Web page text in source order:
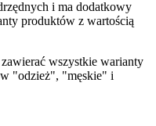
i ma dodatkowy
produktów z wartością
wszystkie warianty
"odzież", "męskie" i